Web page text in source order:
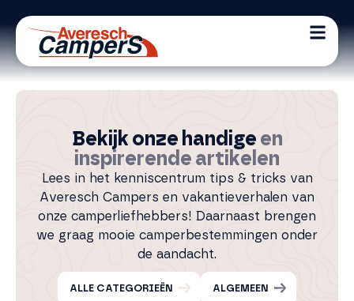
Bekijk onze handige en
inspirerende artikelen
Lees in het kenniscentrum tips & tricks van
Averesch Campers en vakantieverhalen van
onze camperliefhebbers! Daarnaast brengen
we graag mooie camperbestemmingen onder
de aandacht.
ALGEMEEN
ALLE CATEGORIEËN